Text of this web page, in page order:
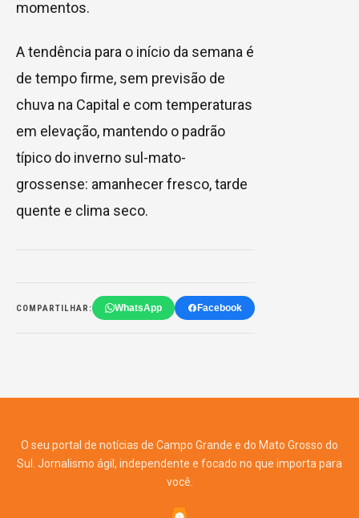
momentos.
A tendência para o início da semana é
de tempo firme, sem previsão de
chuva na Capital e com temperaturas
em elevação, mantendo o padrão
típico do inverno sul-mato-
grossense: amanhecer fresco, tarde
quente e clima seco.
COMPARTILHAR: WhatsApp Facebook
O seu portal de notícias de Campo Grande e do Mato Grosso do
Sul. Jornalismo ágil, independente e focado no que importa para
você.